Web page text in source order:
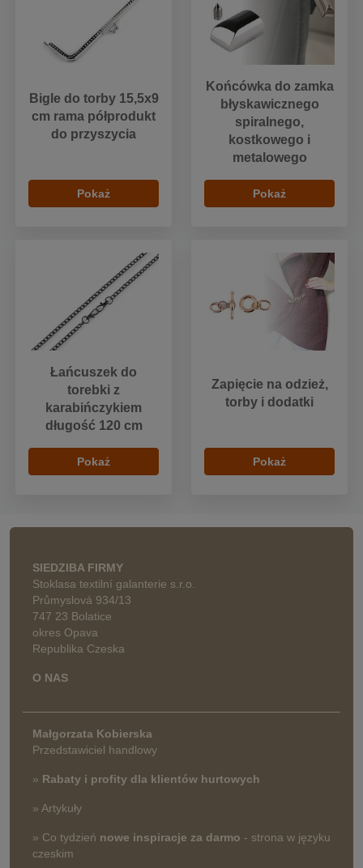
Bigle do torby 15,5x9
cm rama półprodukt
do przyszycia
Pokaż
Końcówka do zamka
błyskawicznego
spiralnego,
kostkowego i
metalowego
Pokaż
Łańcuszek do
torebki z
karabińczykiem
długość 120 cm
Pokaż
Zapięcie na odzież,
torby i dodatki
Pokaż
SIEDZIBA FIRMY
Stoklasa textilní galanterie s.r.o.
Průmyslová 934/13
747 23 Bolatice
okres Opava
Republika Czeska
O NAS
Małgorzata Kobierska
Przedstawiciel handlowy
» Rabaty i profity dla klientów hurtowych
» Artykuły
» Co tydzień nowe inspiracje za darmo - strona w języku
czeskim